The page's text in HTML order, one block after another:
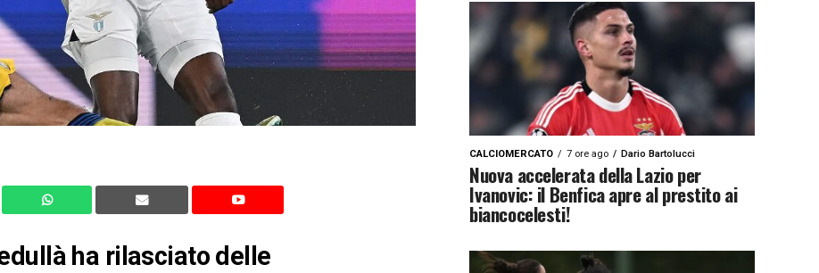
ha rilasciato delle
CALCIOMERCATO 7 ore ago Dario Bartolucci
Nuova accelerata della Lazio per
Ivanovic: il Benfica apre al prestito ai
biancocelesti!